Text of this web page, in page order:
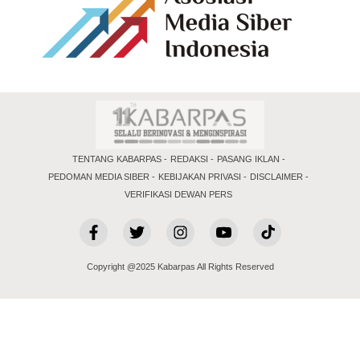
TENTANG KABARPAS REDAKSI
PASANG IKLAN
PEDOMAN MEDIA SIBER
KEBIJAKAN PRIVASI
DISCLAIMER
VERIFIKASI DEWAN PERS
Copyright @2025 Kabarpas All Rights Reserved